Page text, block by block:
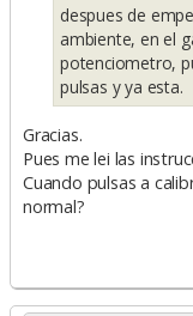
despues de
ambiente, en el
potenciometro,
pulsas y ya esta.
Gracias.
Pues me lei las
Cuando pulsas a
normal?